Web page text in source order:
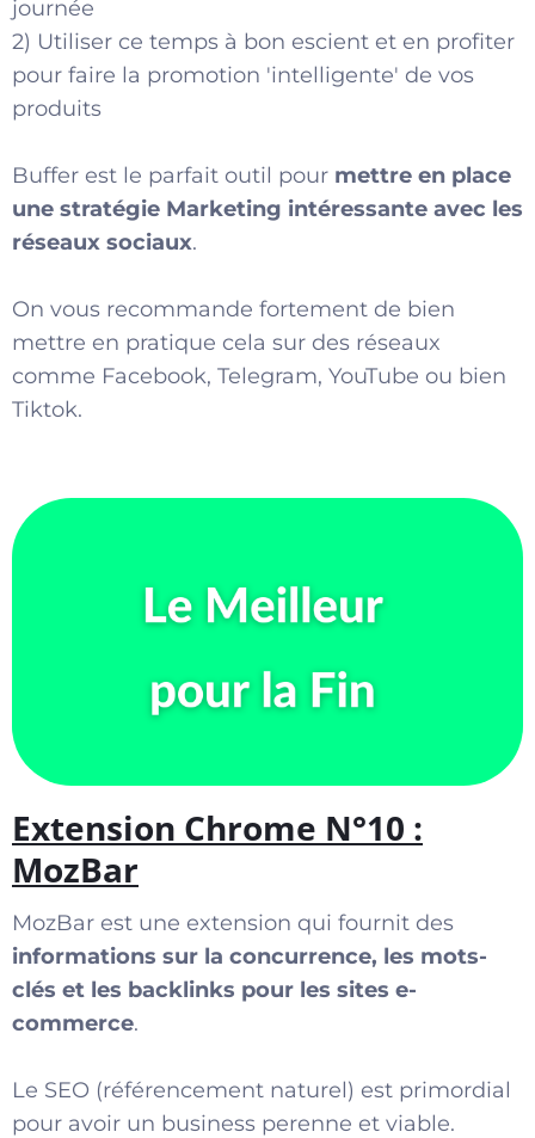
journée
2) Utiliser ce temps à bon escient et en profiter
pour faire la promotion 'intelligente' de vos
produits
Buffer est le parfait outil pour mettre en place
une stratégie Marketing intéressante avec les
réseaux sociaux.
On vous recommande fortement de bien
mettre en pratique cela sur des réseaux
comme Facebook, Telegram, YouTube ou bien
Tiktok.
Extension Chrome N°10 :
MozBar
MozBar est une extension qui fournit des
informations sur la concurrence, les mots-
clés et les backlinks pour les sites e-
commerce.
Le SEO (référencement naturel) est primordial
pour avoir un business perenne et viable.